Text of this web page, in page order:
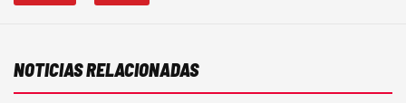
NOTICIAS RELACIONADAS